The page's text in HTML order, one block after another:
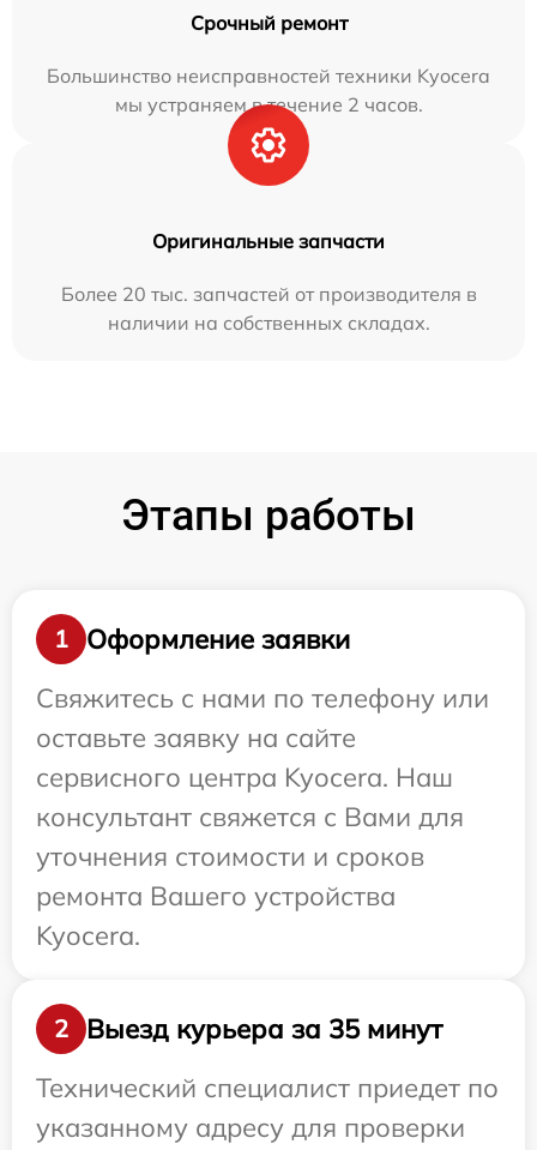
Срочный ремонт
Большинство неисправностей техники Kyocera
мы устраняем в течение 2 часов.
Оригинальные запчасти
Более 20 тыс. запчастей от производителя в
наличии на собственных складах.
Этапы работы
1
Оформление заявки
Свяжитесь с нами по телефону или
оставьте заявку на сайте
сервисного центра Kyocera. Наш
консультант свяжется с Вами для
уточнения стоимости и сроков
ремонта Вашего устройства
Kyocera.
2
Выезд курьера за 35 минут
Технический специалист приедет по
указанному адресу для проверки